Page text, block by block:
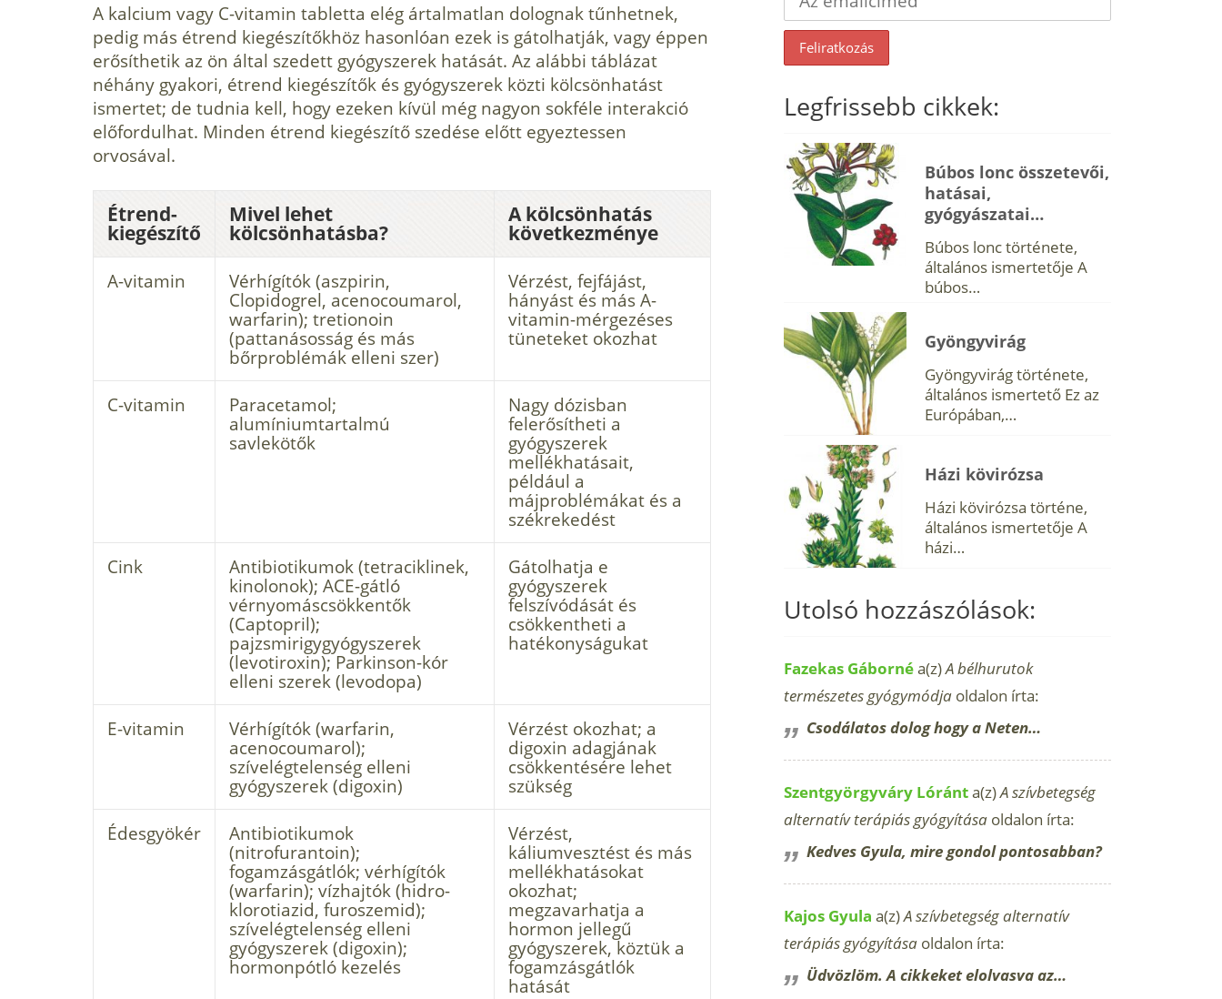
A kalcium vagy C-vitamin tabletta elég ártalmatlan dolognak tűnhetnek,
pedig más étrend kiegészítőkhöz hasonlóan ezek is gátolhatják, vagy éppen
erősíthetik az ön által szedett gyógyszerek hatását. Az alábbi táblázat
néhány gyakori, étrend kiegészítők és gyógyszerek közti kölcsönhatást
ismertet; de tudnia kell, hogy ezeken kívül még nagyon sokféle interakció
előfordulhat. Minden étrend kiegészítő szedése előtt egyeztessen
orvosával.
Étrend-
kiegészítő
Mivel lehet
kölcsönhatásba?
A kölcsönhatás
következménye
A-vitamin Vérhígítók (aszpirin,
Clopidogrel, acenocoumarol,
warfarin); tretionoin
(pattanásosság és más
bőrproblémák elleni szer)
Vérzést, fejfájást,
hányást és más A-
vitamin-mérgezéses
tüneteket okozhat
C-vitamin Paracetamol;
alumíniumtartalmú
savlekötők
Nagy dózisban
felerősítheti a
gyógyszerek
mellékhatásait,
például a
májproblémákat és a
székrekedést
Cink
Antibiotikumok (tetraciklinek,
kinolonok); ACE-gátló
vérnyomáscsökkentők
(Captopril);
pajzsmirigygyógyszerek
(levotiroxin); Parkinson-kór
elleni szerek (levodopa)
Gátolhatja e
gyógyszerek
felszívódását és
csökkentheti a
hatékonyságukat
E-vitamin Vérhígítók (warfarin,
acenocoumarol);
szívelégtelenség elleni
gyógyszerek (digoxin)
Vérzést okozhat; a
digoxin adagjának
csökkentésére lehet
szükség
Édesgyökér
Antibiotikumok
(nitrofurantoin);
fogamzásgátlók; vérhígítók
(warfarin); vízhajtók (hidro-
klorotiazid, furoszemid);
szívelégtelenség elleni
gyógyszerek (digoxin);
hormonpótló kezelés
Vérzést,
káliumvesztést és más
mellékhatásokat
okozhat;
megzavarhatja a
hormon jellegű
gyógyszerek, köztük a
fogamzásgátlók
hatását
Legfrissebb cikkek:
Búbos lonc összetevői,
hatásai,
gyógyászatai…
Búbos lonc története,
általános ismertetője A
búbos…
Gyöngyvirág
Gyöngyvirág története,
általános ismertető Ez az
Európában,…
Házi kövirózsa
Házi kövirózsa történe,
általános ismertetője A
házi…
Utolsó hozzászólások:
Fazekas Gábornéa(z)A bélhurutok
természetes gyógymódja oldalon írta:
Csodálatos dolog hogy a Neten…
Szentgyörgyváry Lóránta(z)A szívbetegség
alternatív terápiás gyógyítása oldalon írta:
Kedves Gyula, mire gondol pontosabban?
Kajos Gyula a(z)A szívbetegség alternatív
terápiás gyógyítása oldalon írta:
Üdvözlöm. A cikkeket elolvasva az…